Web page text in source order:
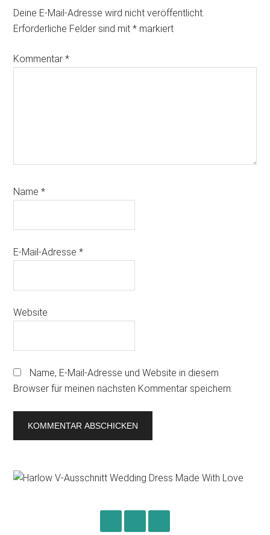
Interactions
Deine E-Mail-Adresse wird nicht veröffentlicht.
Erforderliche Felder sind mit* markiert
Kommentar*
Name*
E-Mail-Adresse*
Website
Name, E-Mail-Adresse und Website in diesem
Browser für meinen nächsten Kommentar speichern.
Primary